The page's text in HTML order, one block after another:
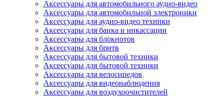
Аксессуары для автомобильного аудио-видео
Аксессуары для автомобильной электроники
Аксессуары для аудио-видео техники
Аксессуары для банка и инкассации
Аксессуары для блокнотов
Аксессуары для бритв
Аксессуары для бытовой техники
Аксессуары для бытовой техники
Аксессуары для велосипедов
Аксессуары для видеонаблюдения
Аксессуары для воздухоочистителей